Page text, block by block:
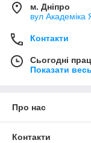
м. Дніпро
вул Академіка
Контакти
Сьогодні
Показати
Про нас
Контакти